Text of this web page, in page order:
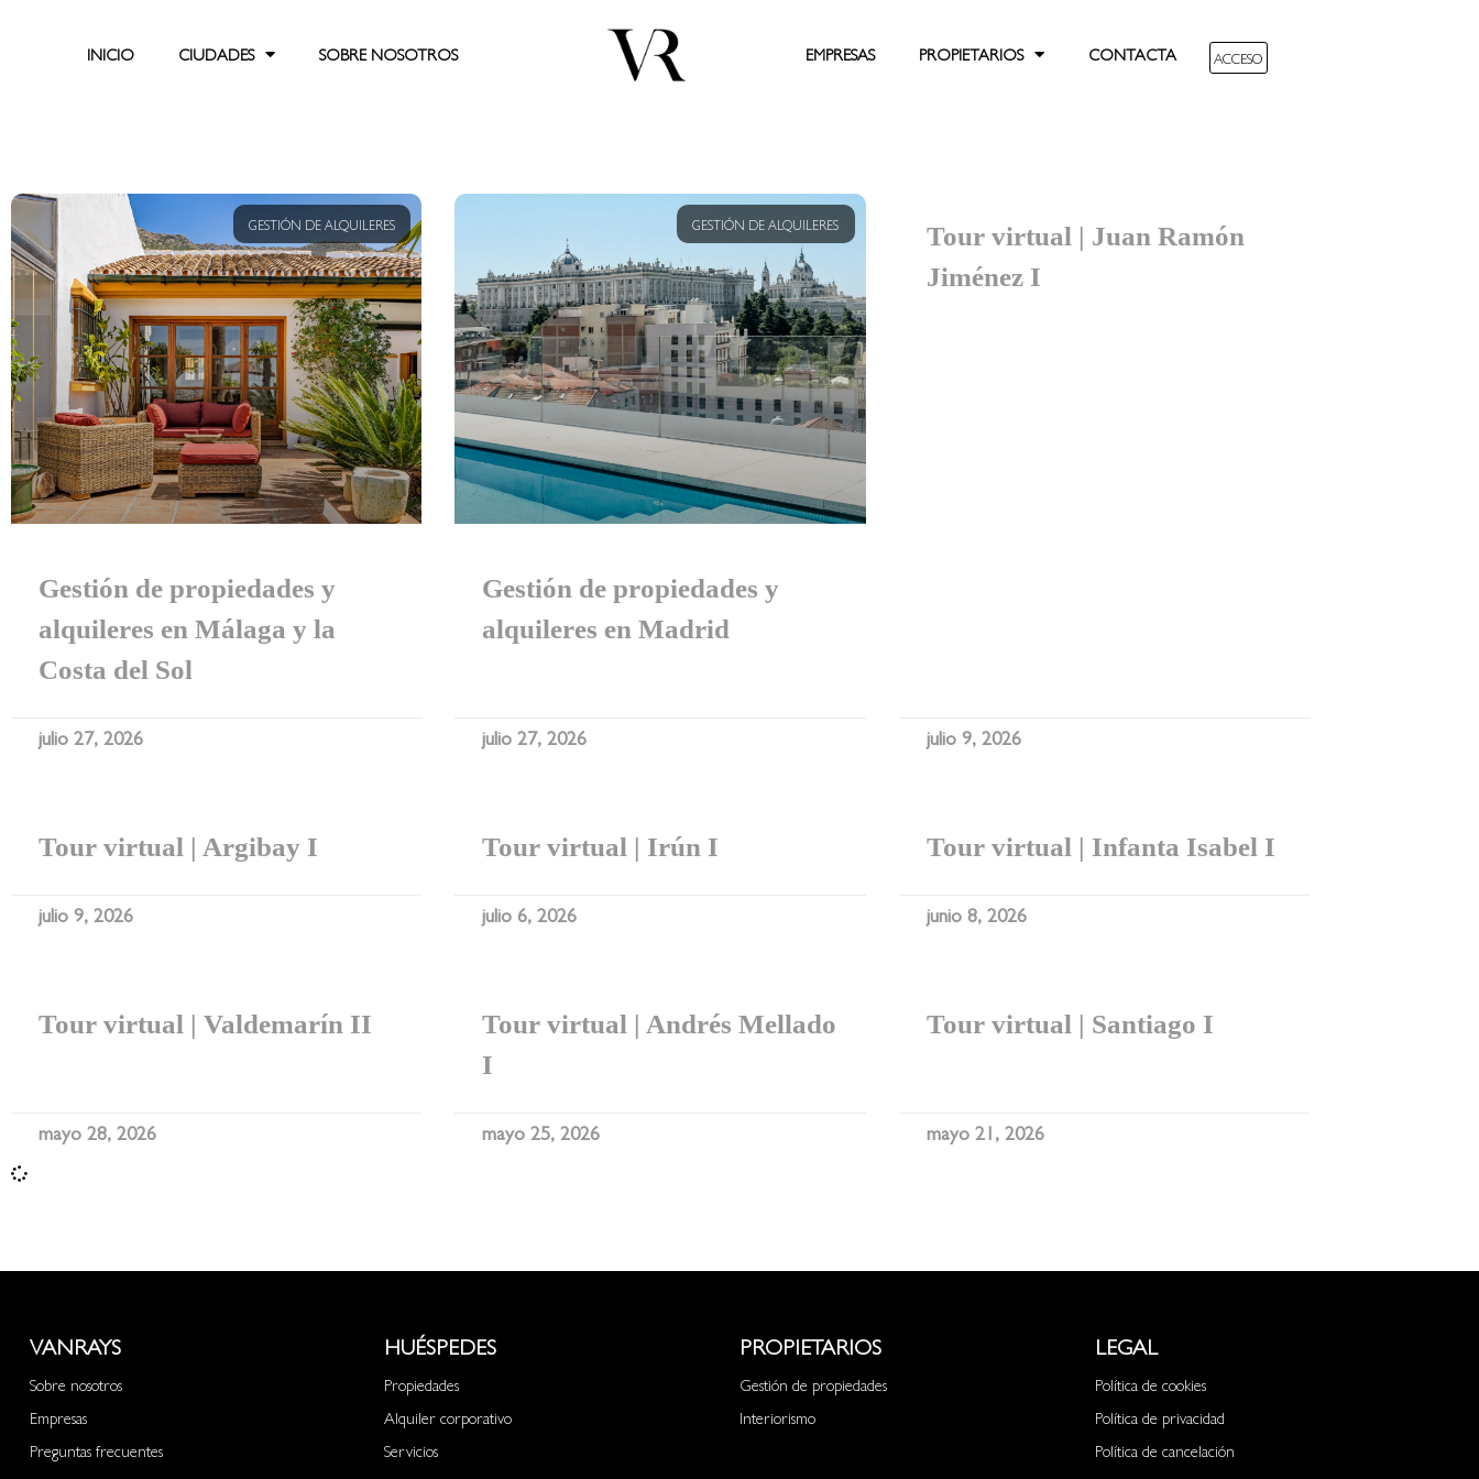
INICIO CIUDADES SOBRE NOSOTROS EMPRESAS PROPIETARIOS CONTACTA ACCESO
GESTIÓN DE ALQUILERES
Gestión de propiedades y
alquileres en Málaga y la
Costa del Sol
julio 27, 2026
GESTIÓN DE ALQUILERES
Gestión de propiedades y
alquileres en Madrid
julio 27, 2026
Tour virtual | Juan Ramón
Jiménez I
julio 9, 2026
Tour virtual | Argibay I
julio 9, 2026
Tour virtual | Irún I
julio 6, 2026
Tour virtual | Infanta Isabel I
junio 8, 2026
Tour virtual | Valdemarín II
mayo 28, 2026
Tour virtual | Andrés Mellado
I
mayo 25, 2026
Tour virtual | Santiago I
mayo 21, 2026
VANRAYS
Sobre nosotros
Empresas
Preguntas frecuentes
HUÉSPEDES
Propiedades
Alquiler corporativo
Servicios
PROPIETARIOS
Gestión de propiedades
Interiorismo
LEGAL
Política de cookies
Política de privacidad
Política de cancelación